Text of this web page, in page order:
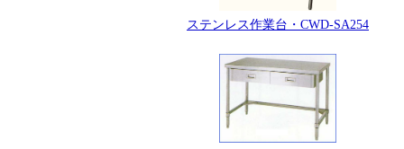
ステンレス作業台・CWD-SA254